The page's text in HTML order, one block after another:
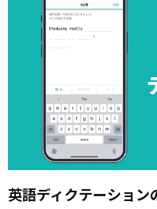
英語ディクテーショ